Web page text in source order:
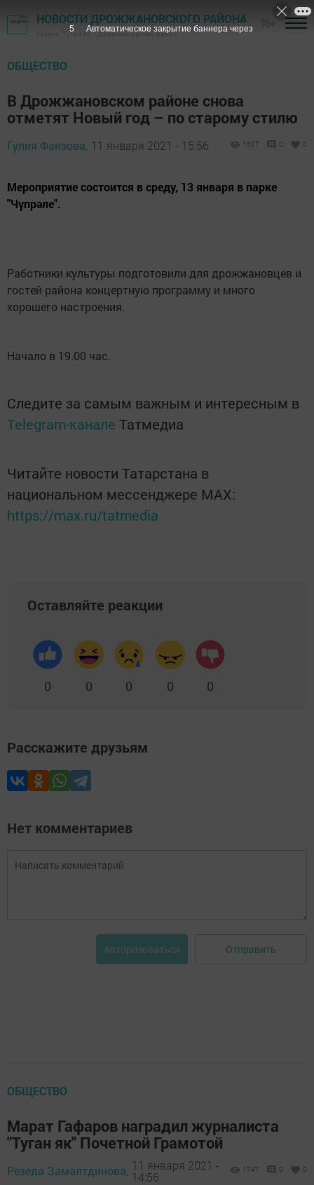
НОВОСТИ ДРОЖЖАНОВСКОГО РАЙОНА
Газета "Туган як" - Дрожжановский район
ОБЩЕСТВО
В Дрожжановском районе снова
отметят Новый год – по старому стилю
Гулия Фаизова, 11 января 2021 - 15:56 1527 0 0
Мероприятие состоится в среду, 13 января в парке
"Чүпрәле".
Работники культуры подготовили для дрожжановцев и
гостей района концертную программу и много
хорошего настроения.
Начало в 19.00 час.
Следите за самым важным и интересным в
Telegram-канале Татмедиа
Читайте новости Татарстана в
национальном мессенджере MАХ:
https://max.ru/tatmedia
Оставляйте реакции
0 0 0 0 0
Расскажите друзьям
Нет комментариев
Авторизоваться Отправить
ОБЩЕСТВО
Марат Гафаров наградил журналиста
"Туган як" Почетной Грамотой
Резеда Замалтдинова, 11 января 2021 -
14:56
1747 0 0
4 Автоматическое закрытие баннера через